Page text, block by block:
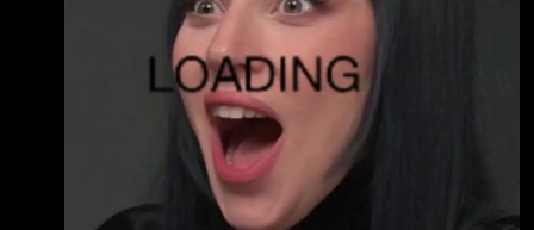
月3日簽發拘票拘提吳乃仁撲空，昨 （11）日，
吳乃仁已經到案，台中地方法院證實，他委託律
師表示，願意到院接受訊問。 心得： 藍白翻
車， 吳乃仁沒有落跑成功， 反觀藍白，李慶華
現在人在哪裡，沒人知道。 藍白要不要公開呼